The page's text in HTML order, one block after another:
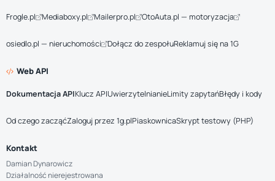
Frogle.pl Mediaboxy.pl Mailerpro.pl OtoAuta.pl — motoryzacja
osiedlo.pl — nieruchomości Dołącz do zespołuReklamuj się na 1G
Web API
Dokumentacja APIKlucz APIUwierzytelnianieLimity zapytańBłędy i kody
Od czego zacząćZaloguj przez 1g.plPiaskownicaSkrypt testowy (PHP)
Kontakt
Damian Dynarowicz
Działalność nierejestrowana